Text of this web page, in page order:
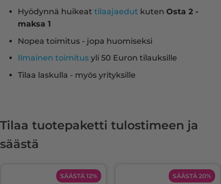
Hyödynnä huikeat tilaajaedut kuten Osta 2 -
maksa 1
Nopea toimitus - jopa huomiseksi
Ilmainen toimitusyli 50 Euron tilauksille
Tilaa laskulla - myös yrityksille
Tilaa tuotepaketti tulostimeen ja
säästä
SÄÄSTÄ 12% SÄÄSTÄ 20%